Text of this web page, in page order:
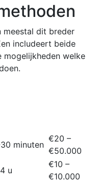
meestal dit breder
includeert beide
welke
minuten
€20 –
€50.000
u
€10 –
€10.000